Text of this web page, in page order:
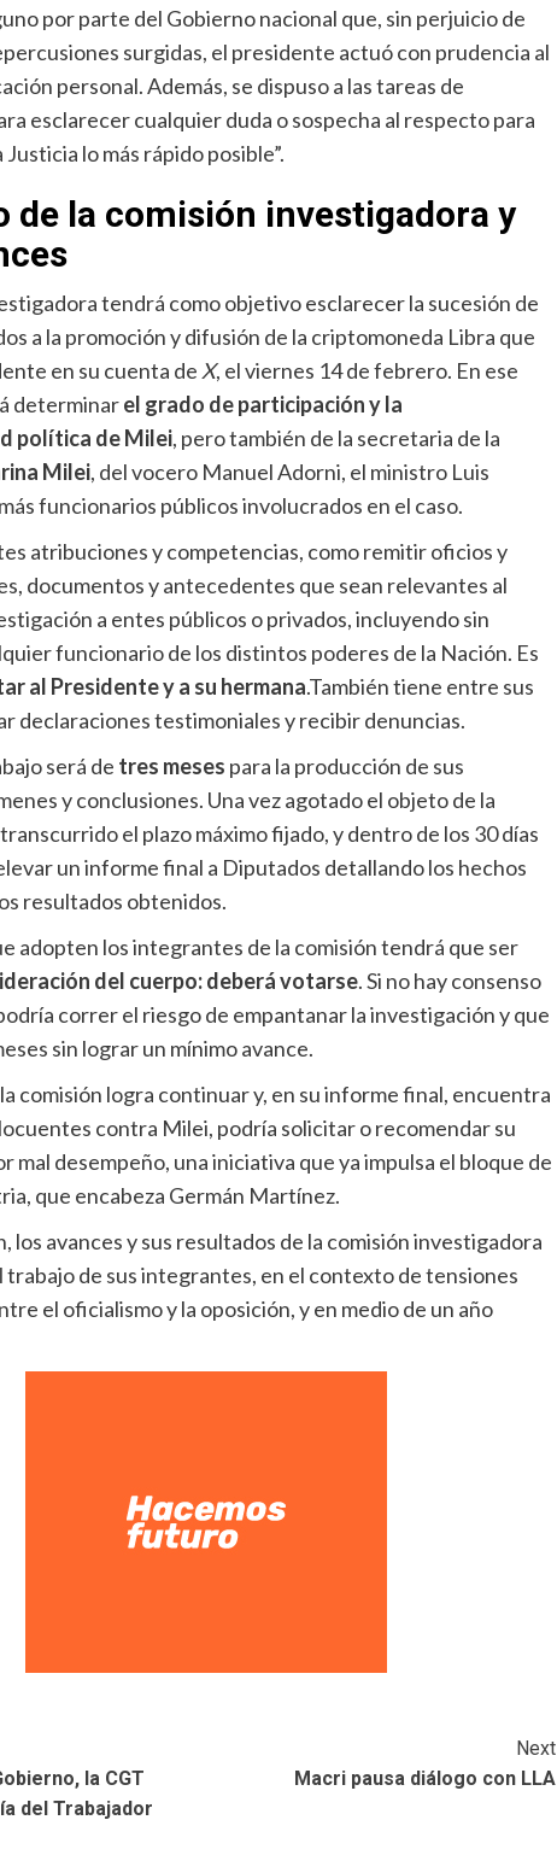
por parte del Gobierno nacional que, sin perjuicio de
surgidas, el presidente actuó con prudencia al
personal. Además, se dispuso a las tareas de
esclarecer cualquier duda o sospecha al respecto para
lo más rápido posible”.
de la comisión investigadora y
tendrá como objetivo esclarecer la sucesión de
a la promoción y difusión de la criptomoneda Libra que
en su cuenta de X, el viernes 14 de febrero. En ese
determinarel grado de participación y la
política de Milei, pero también de la secretaria de la
Milei, del vocero Manuel Adorni, el ministro Luis
funcionarios públicos involucrados en el caso.
atribuciones y competencias, como remitir oficios y
documentos y antecedentes que sean relevantes al
a entes públicos o privados, incluyendo sin
funcionario de los distintos poderes de la Nación. Es
al Presidente y a su hermana.También tiene entre sus
declaraciones testimoniales y recibir denuncias.
será de tres meses para la producción de sus
y conclusiones. Una vez agotado el objeto de la
el plazo máximo fijado, y dentro de los 30 días
un informe final a Diputados detallando los hechos
resultados obtenidos.
adopten los integrantes de la comisión tendrá que ser
del cuerpo: deberá votarse. Si no hay consenso
correr el riesgo de empantanar la investigación y que
sin lograr un mínimo avance.
comisión logra continuar y, en su informe final, encuentra
contra Milei, podría solicitar o recomendar su
mal desempeño, una iniciativa que ya impulsa el bloque de
que encabeza Germán Martínez.
los avances y sus resultados de la comisión investigadora
trabajo de sus integrantes, en el contexto de tensiones
el oficialismo y la oposición, y en medio de un año
la CGT
del Trabajador
Next
Macri pausa diálogo con LLA